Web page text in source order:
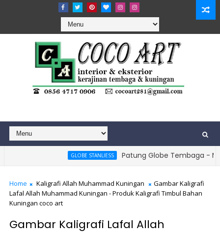
GLOBE STANLIESS
Patung Globe Tembaga - Monumen
Home Kaligrafi Allah Muhammad Kuningan
Gambar Kaligrafi
Lafal Allah Muhammad Kuningan - Produk Kaligrafi Timbul Bahan
Kuningan coco art
Gambar Kaligrafi Lafal Allah